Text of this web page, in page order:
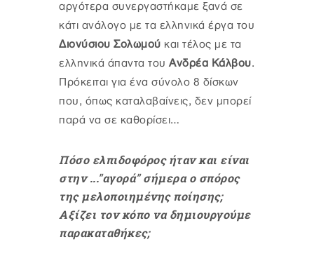
αργότερα συνεργαστήκαμε ξανά σε
κάτι ανάλογο με τα ελληνικά έργα του
Διονύσιου Σολωμού και τέλος με τα
ελληνικά άπαντα του Ανδρέα Κάλβου.
Πρόκειται για ένα σύνολο 8 δίσκων
που, όπως καταλαβαίνεις, δεν μπορεί
παρά να σε καθορίσει…
Πόσο ελπιδοφόρος ήταν και είναι
στην ..."αγορά" σήμερα ο σπόρος
της μελοποιημένης ποίησης;
Αξίζει τον κόπο να δημιουργούμε
παρακαταθήκες;